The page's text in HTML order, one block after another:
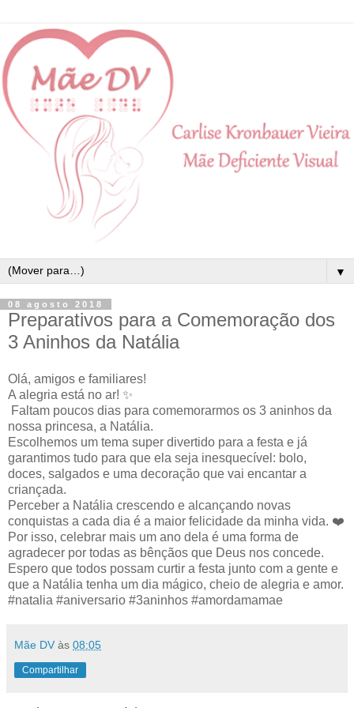
▼
08 agosto 2018
Preparativos para a Comemoração dos
3 Aninhos da Natália
Olá, amigos e familiares!
A alegria está no ar! ✨
Faltam poucos dias para comemorarmos os 3 aninhos da
nossa princesa, a Natália.
Escolhemos um tema super divertido para a festa e já
garantimos tudo para que ela seja inesquecível: bolo,
doces, salgados e uma decoração que vai encantar a
criançada.
Perceber a Natália crescendo e alcançando novas
conquistas a cada dia é a maior felicidade da minha vida. ❤️
Por isso, celebrar mais um ano dela é uma forma de
agradecer por todas as bênçãos que Deus nos concede.
Espero que todos possam curtir a festa junto com a gente e
que a Natália tenha um dia mágico, cheio de alegria e amor.
#natalia #aniversario #3aninhos #amordamamae
Mãe DV às 08:05
Compartilhar